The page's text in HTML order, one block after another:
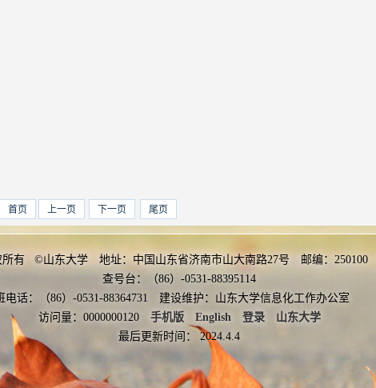
首页 上一页 下一页 尾页
所有 ©山东大学 地址：中国山东省济南市山大南路27号 邮编：250100
查号台：（86）-0531-88395114
电话：（86）-0531-88364731 建设维护：山东大学信息化工作办公室
访问量： 0000000120 手机版 English 登录
山东大学
最后更新时间： 2024.4.4